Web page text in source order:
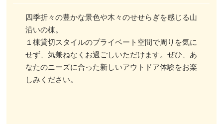
四季折々の豊かな景色や木々のせせらぎを感じる山
沿いの棟。
１棟貸切スタイルのプライベート空間で周りを気に
せず、気兼ねなくお過ごしいただけます。ぜひ、あ
なたのニーズに合った新しいアウトドア体験をお楽
しみください。